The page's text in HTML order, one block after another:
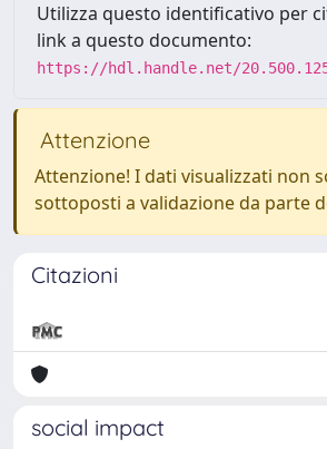
Utilizza questo identificativo per
link a questo documento:
https://hdl.handle.net/
Attenzione
Attenzione! I dati visualizzati non
sottoposti a validazione da parte
Citazioni
social impact